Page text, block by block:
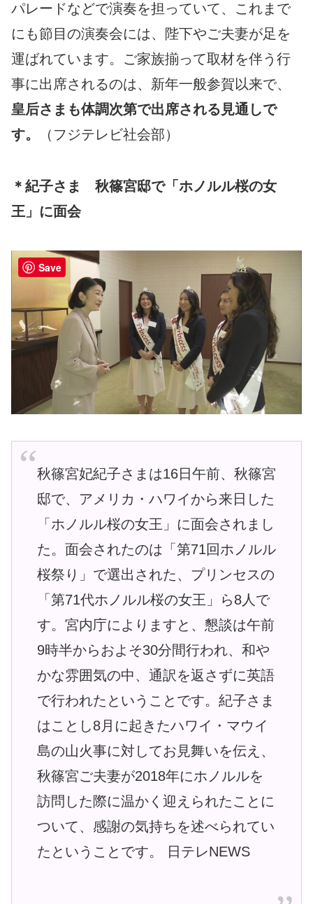
パレードなどで演奏を担っていて、これまで
にも節目の演奏会には、陛下やご夫妻が足を
運ばれています。ご家族揃って取材を伴う行
事に出席されるのは、新年一般参賀以来で、
皇后さまも体調次第で出席される見通しで
す。
（フジテレビ社会部）
＊紀子さま 秋篠宮邸で「ホノルル桜の女
王」に面会
秋篠宮妃紀子さまは16日午前、秋篠宮
邸で、アメリカ・ハワイから来日した
「ホノルル桜の女王」に面会されまし
た。面会されたのは「第71回ホノルル
桜祭り」で選出された、プリンセスの
「第71代ホノルル桜の女王」ら8人で
す。宮内庁によりますと、懇談は午前
9時半からおよそ30分間行われ、和や
かな雰囲気の中、通訳を返さずに英語
で行われたということです。紀子さま
はことし8月に起きたハワイ・マウイ
島の山火事に対してお見舞いを伝え、
秋篠宮ご夫妻が2018年にホノルルを
訪問した際に温かく迎えられたことに
ついて、感謝の気持ちを述べられてい
たということです。 日テレNEWS
Save